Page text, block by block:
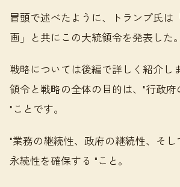
冒頭で述べたように、トランプ氏は
画」と共にこの大統領令を発表した。
戦略については後編で詳しく紹介し
領令と戦略の全体の目的は、"行政府
"ことです。
"業務の継続性、政府の継続性、そ
永続性を確保する "こと。